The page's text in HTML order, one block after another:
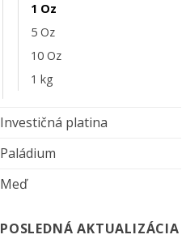
1 Oz
5 Oz
10 Oz
1 kg
Investičná platina
Paládium
Meď
POSLEDNÁ AKTUALIZÁCIA